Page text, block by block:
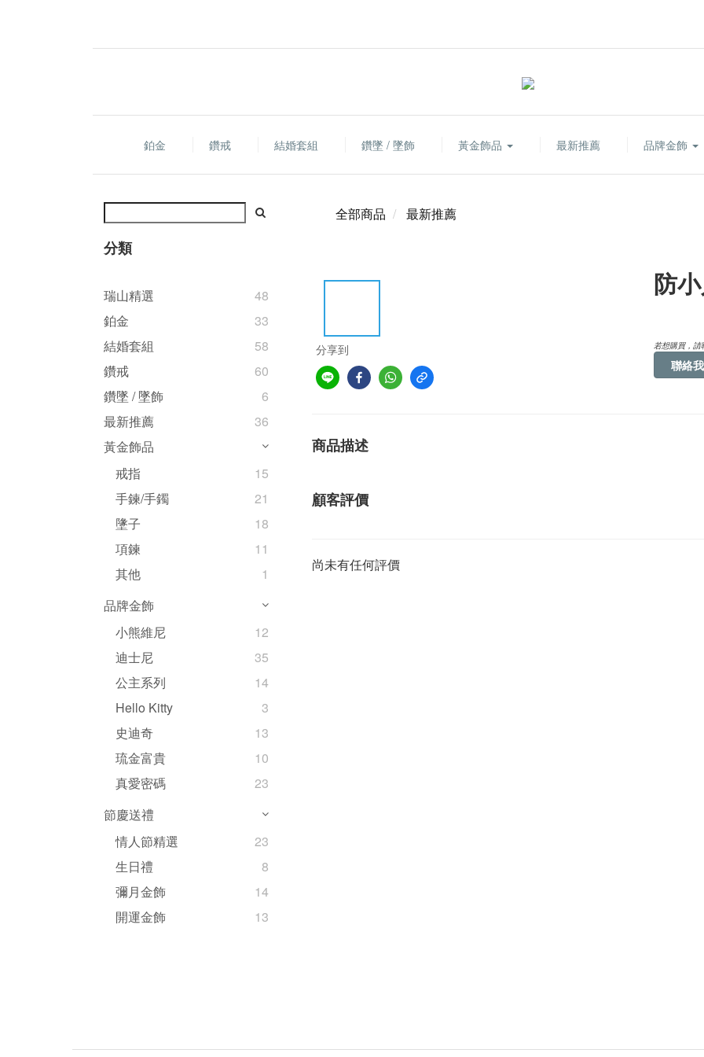
鉑金 鑽戒 結婚套組 鑽墜 / 墜飾 黃金飾品 最新推薦 品牌金飾
分類
瑞山精選
48
鉑金
33
結婚套組
58
鑽戒
60
鑽墜 / 墜飾
6
最新推薦
36
黃金飾品
戒指
15
手鍊/手鐲
21
墬子
18
項鍊
11
其他
1
品牌金飾
小熊維尼
12
迪士尼
35
公主系列
14
Hello Kitty
3
史迪奇
13
琉金富貴
10
真愛密碼
23
節慶送禮
情人節精選
23
生日禮
8
彌月金飾
14
開運金飾
13
全部商品 最新推薦
分享到
防
若想購買，請
聯絡
商品描述
顧客評價
尚未有任何評價